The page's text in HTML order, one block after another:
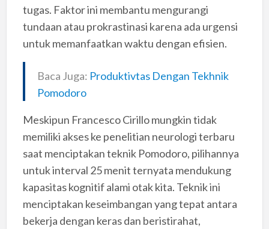
tugas. Faktor ini membantu mengurangi
tundaan atau prokrastinasi karena ada urgensi
untuk memanfaatkan waktu dengan efisien.
Baca Juga: Produktivtas Dengan Tekhnik
Pomodoro
Meskipun Francesco Cirillo mungkin tidak
memiliki akses ke penelitian neurologi terbaru
saat menciptakan teknik Pomodoro, pilihannya
untuk interval 25 menit ternyata mendukung
kapasitas kognitif alami otak kita. Teknik ini
menciptakan keseimbangan yang tepat antara
bekerja dengan keras dan beristirahat,